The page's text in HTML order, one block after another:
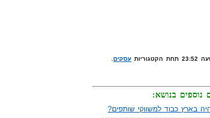
עסקים.
נוספים בנושא:
בארץ כבוד למשווקי שותפים?